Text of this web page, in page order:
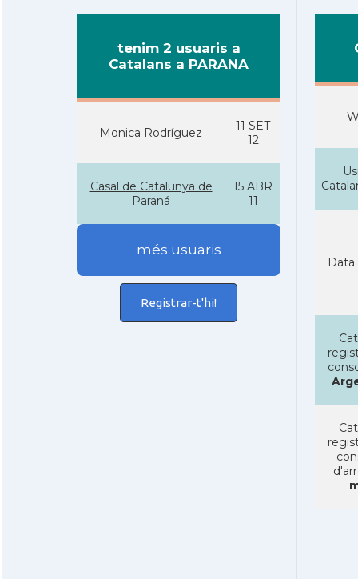
tenim 2 usuaris a
Catalans a PARANA
Monica Rodrí­guez
11 SET
12
Casal de Catalunya de
Paraná
15 ABR
11
més usuaris
Registrar-t'hi!
Data